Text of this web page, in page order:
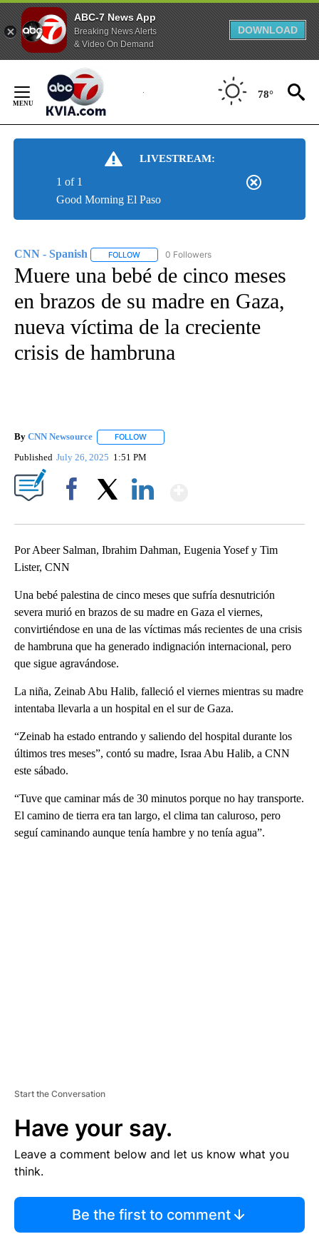
ABC-7 News App
Breaking News Alerts
& Video On Demand
DOWNLOAD
Content
78°
LIVESTREAM:
Good Morning El Paso
1 of 1
CNN - Spanish FOLLOW FOLLOW "CNN - SPANISH" TO RECEIVE
0 Followers
Muere una bebé de cinco meses
en brazos de su madre en Gaza,
nueva víctima de la creciente
crisis de hambruna
By CNN Newsource FOLLOW
Published July 26, 2025 1:51 PM
Por Abeer Salman, Ibrahim Dahman, Eugenia Yosef y Tim
Lister, CNN
Una bebé palestina de cinco meses que sufría desnutrición
severa murió en brazos de su madre en Gaza el viernes,
convirtiéndose en una de las víctimas más recientes de una crisis
de hambruna que ha generado indignación internacional, pero
que sigue agravándose.
La niña, Zeinab Abu Halib, falleció el viernes mientras su madre
intentaba llevarla a un hospital en el sur de Gaza.
“Zeinab ha estado entrando y saliendo del hospital durante los
últimos tres meses”, contó su madre, Israa Abu Halib, a CNN
este sábado.
“Tuve que caminar más de 30 minutos porque no hay transporte.
El camino de tierra era tan largo, el clima tan caluroso, pero
seguí caminando aunque tenía hambre y no tenía agua”.
Start the Conversation
Have your say.
Leave a comment below and let us know what you
think.
Be the first to comment